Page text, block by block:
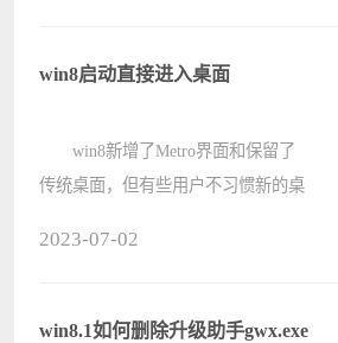
合并多个txt文件的方法，希望对大
win8启动直接进入桌面
win8新增了Metro界面和保留了
传统桌面，但有些用户不习惯新的桌
助。 win8启动直接进入桌面
2023-07-02
win8.1如何删除升级助手gwx.exe